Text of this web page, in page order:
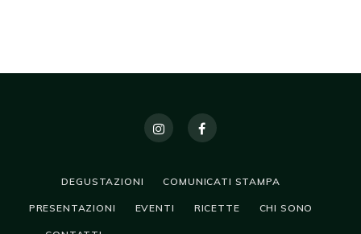
DEGUSTAZIONI COMUNICATI STAMPA
PRESENTAZIONI EVENTI RICETTE CHI SONO